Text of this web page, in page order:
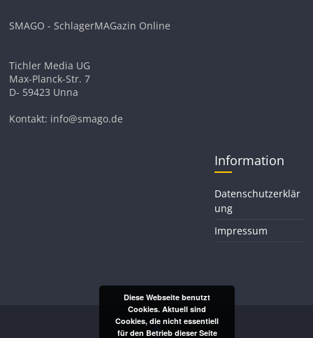
SMAGO - SchlagerMAGazin Online
Tichler Media UG
Max-Planck-Str. 7
D- 59423 Unna
Kontakt: info@smago.de
Information
Datenschutzerklär
ung
Impressum
Diese Webseite benutzt
Cookies. Aktuell sind
Cookies, die nicht essentiell
für den Betrieb dieser Seite